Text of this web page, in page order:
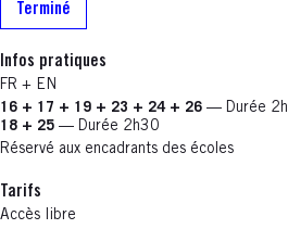
Terminé
Infos pratiques
FR + EN
16 + 17 + 19 + 23 + 24 + 26 — Durée 2h
18 + 25 — Durée 2h30
Réservé aux encadrants des écoles
Tarifs
Accès libre